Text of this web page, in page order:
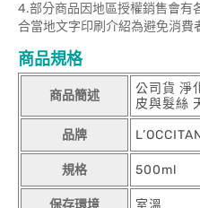
4.部分商品因地區授權銷售會
合當地文字印刷介紹為避免消費
商品規格
商品簡述
公司貨 淨
皮與髮絲
品牌
規格 500ml
保存環境 室溫